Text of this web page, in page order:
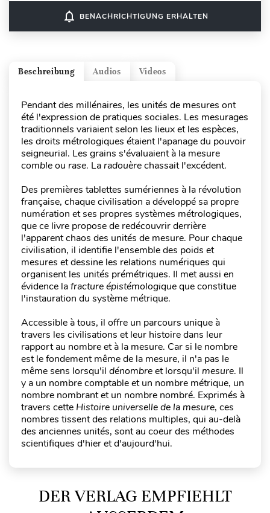
notifications_none BENACHRICHTIGUNG ERHALTEN
Videos
Audios
Beschreibung
Pendant des millénaires, les unités de mesures ont
été l'expression de pratiques sociales. Les mesurages
traditionnels variaient selon les lieux et les espèces,
les droits métrologiques étaient l'apanage du pouvoir
seigneurial. Les grains s'évaluaient à la mesure
combleou rase. La radouèrechassait l'excédent.
Des premières tablettes sumériennes à la révolution
française, chaque civilisation a développé sa propre
numération et ses propres systèmes métrologiques,
que ce livre propose de redécouvrir derrière
l'apparent chaos des unités de mesure. Pour chaque
civilisation, il identifie l'ensemble des poids et
mesures et dessine les relations numériques qui
organisent les unités prémétriques. Il met aussi en
évidence lafracture épistémologiqueque constitue
l'instauration du système métrique.
Accessible à tous, il offre un parcours unique à
travers les civilisations et leur histoire dans leur
rapport au nombre et à la mesure. Car si le nombre
est le fondement même de la mesure, il n'a pas le
même sens lorsqu'il dénombreet lorsqu'il mesure. Il
y a un nombre comptable et un nombre métrique, un
nombre nombrant et un nombre nombré. Exprimés à
travers cette Histoire universelle de la mesure, ces
nombres tissent des relations multiples, qui au-delà
des anciennes unités, sont au coeur des méthodes
scientifiques d'hier et d'aujourd'hui.
DER VERLAG EMPFIEHLT